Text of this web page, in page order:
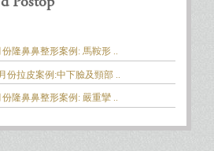
份隆鼻鼻整形案例: 馬鞍形 ..
份拉皮案例:中下臉及頸部 ..
份隆鼻鼻整形案例: 嚴重攣 ..